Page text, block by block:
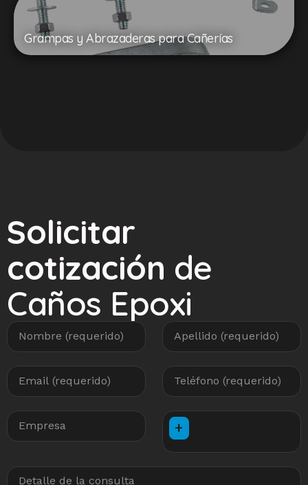
Grampas y Abrazaderas para Cañerías
Solicitar
cotización de
Caños Epoxi